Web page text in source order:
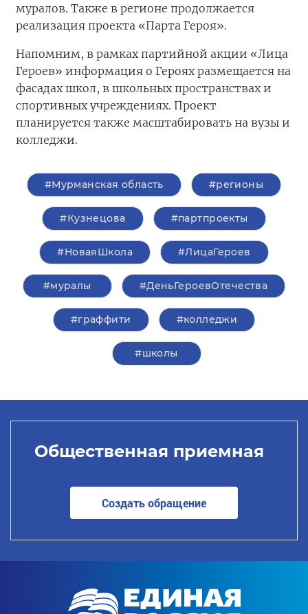
муралов. Также в регионе продолжается
реализация проекта «Парта Героя».
Напомним, в рамках партийной акции «Лица
Героев» информация о Героях размещается на
фасадах школ, в школьных пространствах и
спортивных учреждениях. Проект
планируется также масштабировать на вузы и
колледжи.
#Мурманская область #регионы
#Кузнецова #партпроекты
#НоваяШкола #ЛицаГероев
#муралы #ДеньГероевОтечества
#граффити #колледжи
#школы
Общественная приемная
Создать обращение